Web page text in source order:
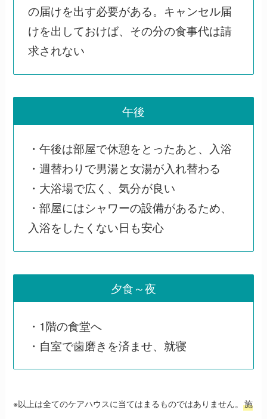
の届けを出す必要がある。キャンセル届
けを出しておけば、その分の食事代は請
求されない
午後
・午後は部屋で休憩をとったあと、入浴
・週替わりで男湯と女湯が入れ替わる
・大浴場で広く、気分が良い
・部屋にはシャワーの設備があるため、
入浴をしたくない日も安心
夕食～夜
・1階の食堂へ
・自室で歯磨きを済ませ、就寝
※以上は全てのケアハウスに当てはまるものではありません。施